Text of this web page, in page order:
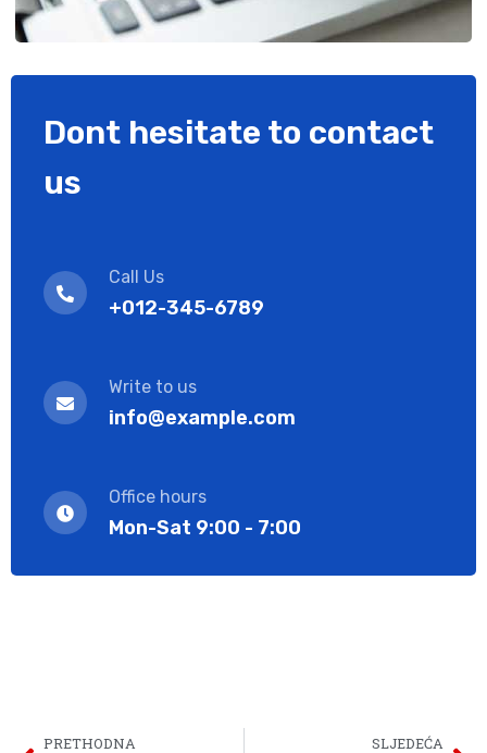
Dont hesitate to contact
us
Call Us
+012-345-6789
Write to us
info@example.com
Office hours
Mon-Sat 9:00 - 7:00
PRETHODNA SLJEDEĆA